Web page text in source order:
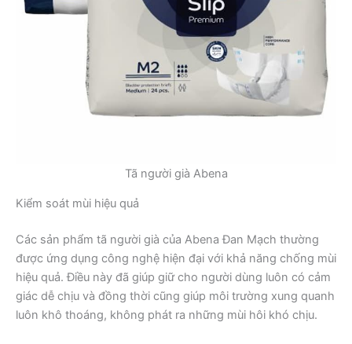
Tã người già Abena
Kiểm soát mùi hiệu quả
Các sản phẩm tã người già của Abena Đan Mạch thường
được ứng dụng công nghệ hiện đại với khả năng chống mùi
hiệu quả. Điều này đã giúp giữ cho người dùng luôn có cảm
giác dễ chịu và đồng thời cũng giúp môi trường xung quanh
luôn khô thoáng, không phát ra những mùi hôi khó chịu.